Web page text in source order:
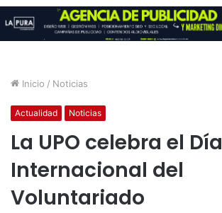
Inicio / Noticias
Actualidad Noticias
La UPO celebra el Día
Internacional del
Voluntariado